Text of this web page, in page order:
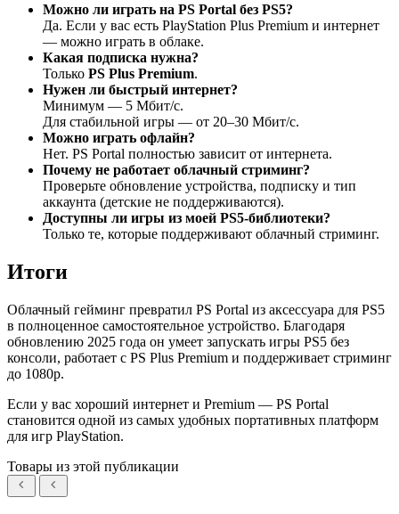
Можно ли играть на PS Portal без PS5?
Да. Если у вас есть PlayStation Plus Premium и интернет
— можно играть в облаке.
Какая подписка нужна?
Только PS Plus Premium.
Нужен ли быстрый интернет?
Минимум — 5 Мбит/с.
Для стабильной игры — от 20–30 Мбит/с.
Можно играть офлайн?
Нет. PS Portal полностью зависит от интернета.
Почему не работает облачный стриминг?
Проверьте обновление устройства, подписку и тип
аккаунта (детские не поддерживаются).
Доступны ли игры из моей PS5-библиотеки?
Только те, которые поддерживают облачный стриминг.
Итоги
Облачный гейминг превратил PS Portal из аксессуара для PS5
в полноценное самостоятельное устройство. Благодаря
обновлению 2025 года он умеет запускать игры PS5 без
консоли, работает с PS Plus Premium и поддерживает стриминг
до 1080p.
Если у вас хороший интернет и Premium — PS Portal
становится одной из самых удобных портативных платформ
для игр PlayStation.
Товары из этой публикации